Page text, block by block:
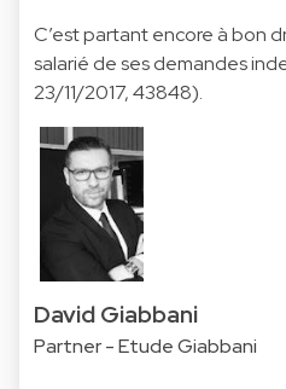
C’est partant encore à bon
salarié de ses demandes
23/11/2017, 43848).
David Giabbani
Partner - Etude Giabbani